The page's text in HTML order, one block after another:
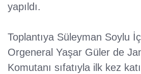
yapıldı.
Toplantıya Süleyman Soylu
Orgeneral Yaşar Güler de
Komutanı sıfatıyla ilk kez